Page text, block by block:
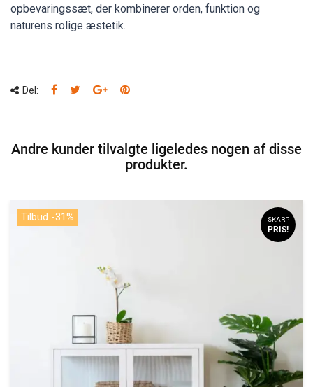
opbevaringssæt, der kombinerer orden, funktion og
naturens rolige æstetik.
Del:
Andre kunder tilvalgte ligeledes nogen af disse
produkter.
SKARP
PRIS!
Tilbud -31%